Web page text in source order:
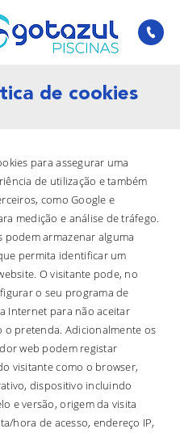
de cookies
para assegurar uma
de utilização e também
como Google e
medição e análise de tráfego.
podem armazenar alguma
permita identificar um
O visitante pode, no
o seu programa de
Internet para não aceitar
o pretenda. Adicionalmente os
web podem registar
visitante como o browser,
dispositivo incluindo
e versão, origem da visita
hora de acesso, endereço IP,